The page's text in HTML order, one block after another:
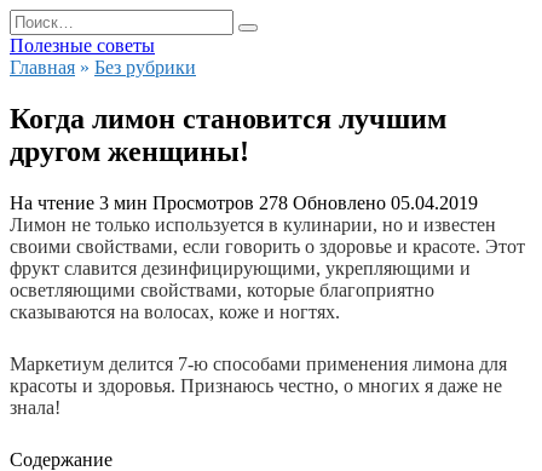
Перейти
к
содержанию
Search
for:
Полезные советы
Главная » Без рубрики
Когда лимон становится лучшим
другом женщины!
На чтение 3 мин Просмотров 278 Обновлено 05.04.2019
Лимон не только используется в кулинарии, но и известен
своими свойствами, если говорить о здоровье и красоте. Этот
фрукт славится дезинфицирующими, укрепляющими и
осветляющими свойствами, которые благоприятно
сказываются на волосах, коже и ногтях.
Маркетиум делится 7-ю способами применения лимона для
красоты и здоровья. Признаюсь честно, о многих я даже не
знала!
Содержание